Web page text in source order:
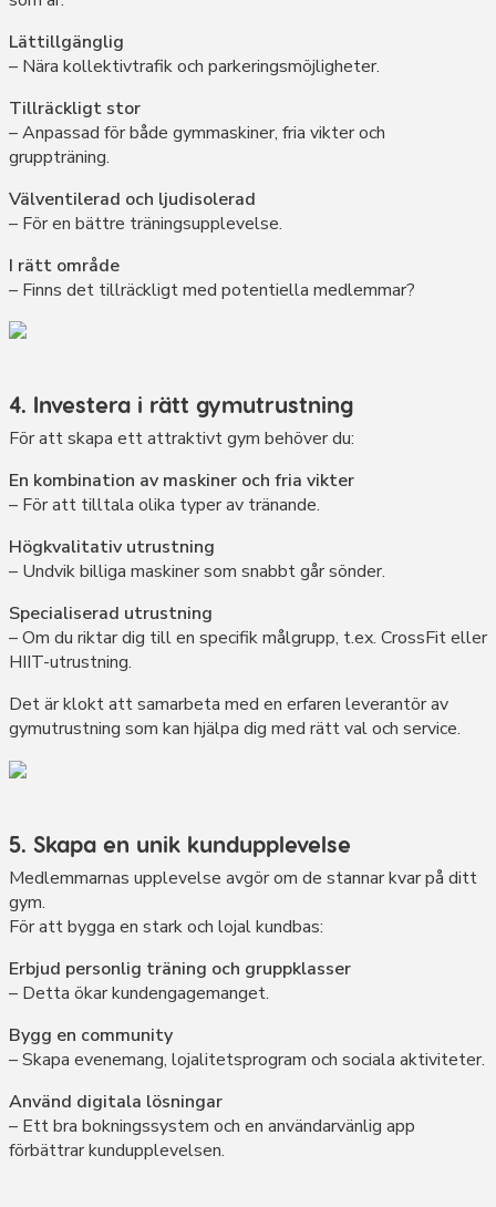
Lättillgänglig
– Nära kollektivtrafik och parkeringsmöjligheter.
Tillräckligt stor
– Anpassad för både gymmaskiner, fria vikter och
gruppträning.
Välventilerad och ljudisolerad
– För en bättre träningsupplevelse.
I rätt område
– Finns det tillräckligt med potentiella medlemmar?
4. Investera i rätt gymutrustning
För att skapa ett attraktivt gym behöver du:
En kombination av maskiner och fria vikter
– För att tilltala olika typer av tränande.
Högkvalitativ utrustning
– Undvik billiga maskiner som snabbt går sönder.
Specialiserad utrustning
– Om du riktar dig till en specifik målgrupp, t.ex. CrossFit eller
HIIT-utrustning.
Det är klokt att samarbeta med en erfaren leverantör av
gymutrustning som kan hjälpa dig med rätt val och service.
5. Skapa en unik kundupplevelse
Medlemmarnas upplevelse avgör om de stannar kvar på ditt
gym.
För att bygga en stark och lojal kundbas:
Erbjud personlig träning och gruppklasser
– Detta ökar kundengagemanget.
Bygg en community
– Skapa evenemang, lojalitetsprogram och sociala aktiviteter.
Använd digitala lösningar
– Ett bra bokningssystem och en användarvänlig app
förbättrar kundupplevelsen.